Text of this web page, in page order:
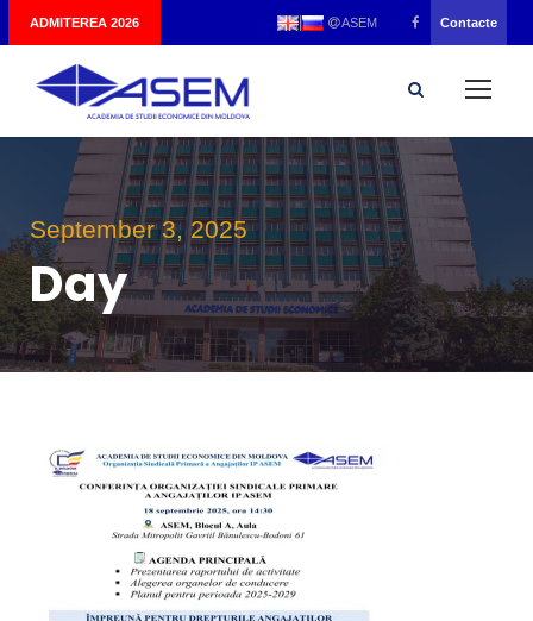
ADMITEREA 2026 ASEM Contacte
September 3, 2025
Day